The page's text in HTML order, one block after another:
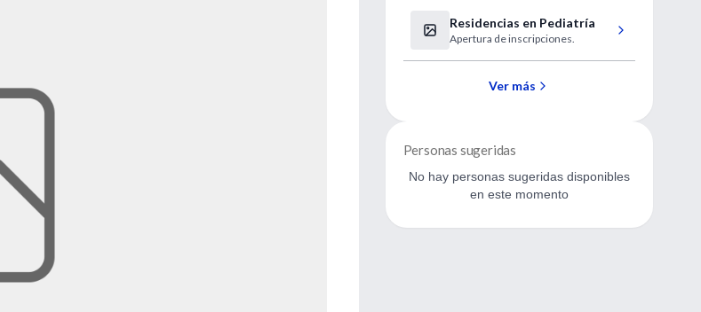
Residencias en Pediatría
Apertura de inscripciones.
Ver más
Personas sugeridas
No hay personas sugeridas disponibles
en este momento